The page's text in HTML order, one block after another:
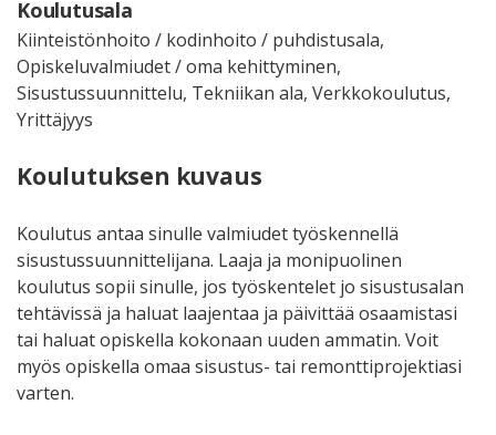
Koulutusala
Kiinteistönhoito / kodinhoito / puhdistusala,
Opiskeluvalmiudet / oma kehittyminen,
Sisustussuunnittelu, Tekniikan ala, Verkkokoulutus,
Yrittäjyys
Koulutuksen kuvaus
Koulutus antaa sinulle valmiudet työskennellä
sisustussuunnittelijana. Laaja ja monipuolinen
koulutus sopii sinulle, jos työskentelet jo sisustusalan
tehtävissä ja haluat laajentaa ja päivittää osaamistasi
tai haluat opiskella kokonaan uuden ammatin. Voit
myös opiskella omaa sisustus- tai remonttiprojektiasi
varten.